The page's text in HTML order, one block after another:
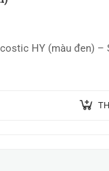
HY (màu đen)